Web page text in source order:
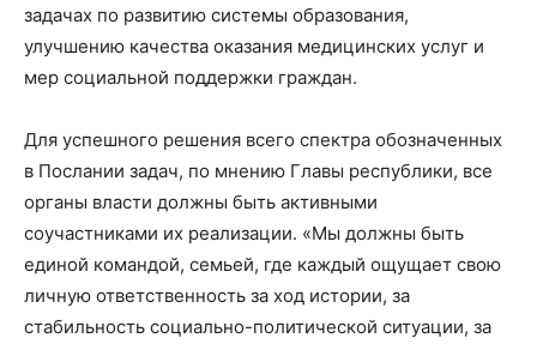
задачах по развитию системы образования,
улучшению качества оказания медицинских услуг и
мер социальной поддержки граждан.
Для успешного решения всего спектра обозначенных
в Послании задач, по мнению Главы республики, все
органы власти должны быть активными
соучастниками их реализации. «Мы должны быть
единой командой, семьей, где каждый ощущает свою
личную ответственность за ход истории, за
стабильность социально-политической ситуации, за